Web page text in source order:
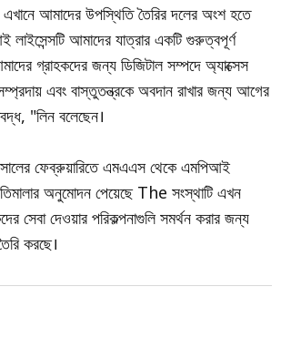
আমাদের উপস্থিতি তৈরির দলের অংশ হতে
লাইসেন্সটি আমাদের যাত্রার একটি গুরুত্বপূর্ণ
গ্রাহকদের জন্য ডিজিটাল সম্পদে অ্যাক্সেস
এবং বাস্তুতন্ত্রকে অবদান রাখার জন্য আগের
"লিন বলেছেন।
ফেব্রুয়ারিতে এমএএস থেকে এমপিআই
অনুমোদন পেয়েছে The সংস্থাটি এখন
সেবা দেওয়ার পরিকল্পনাগুলি সমর্থন করার জন্য
করছে।